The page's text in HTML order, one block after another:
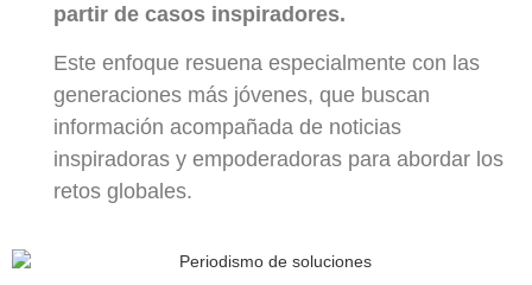
partir de casos inspiradores.
Este enfoque resuena especialmente con las
generaciones más jóvenes, que buscan
información acompañada de noticias
inspiradoras y empoderadoras para abordar los
retos globales.